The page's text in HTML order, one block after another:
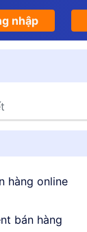
nhập
hàng online
bán hàng